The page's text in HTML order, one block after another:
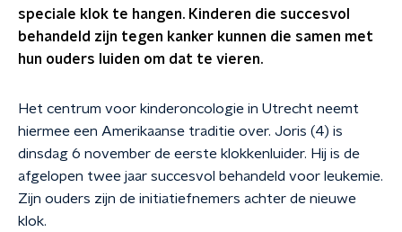
speciale klok te hangen. Kinderen die succesvol
behandeld zijn tegen kanker kunnen die samen met
hun ouders luiden om dat te vieren.
Het centrum voor kinderoncologie in Utrecht neemt
hiermee een Amerikaanse traditie over. Joris (4) is
dinsdag 6 november de eerste klokkenluider. Hij is de
afgelopen twee jaar succesvol behandeld voor leukemie.
Zijn ouders zijn de initiatiefnemers achter de nieuwe
klok.